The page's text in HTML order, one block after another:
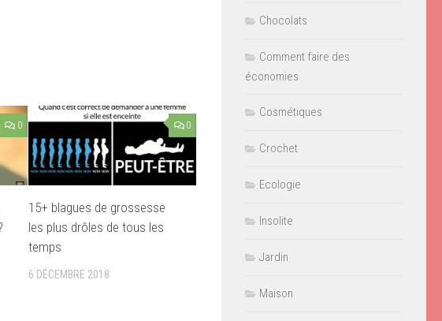
0 0
15+ blagues de grossesse
les plus drôles de tous les
temps
6 DÉCEMBRE 2018
Chocolats
Comment faire des
économies
Cosmétiques
Crochet
Ecologie
Insolite
Jardin
Maison